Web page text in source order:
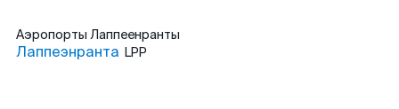
Аэропорты Лаппеенранты
Лаппеэнранта LPP